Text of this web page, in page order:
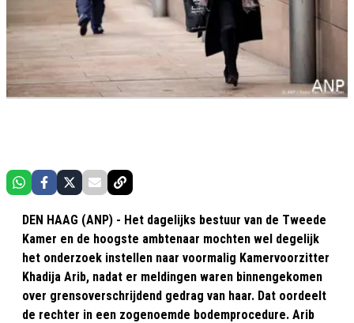
DEN HAAG (ANP) - Het dagelijks bestuur van de Tweede
Kamer en de hoogste ambtenaar mochten wel degelijk
het onderzoek instellen naar voormalig Kamervoorzitter
Khadija Arib, nadat er meldingen waren binnengekomen
over grensoverschrijdend gedrag van haar. Dat oordeelt
de rechter in een zogenoemde bodemprocedure. Arib